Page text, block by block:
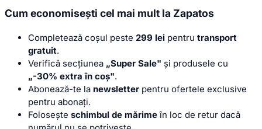
Cum economisești cel mai mult la Zapatos
Completează coșul peste 299 lei pentru transport
gratuit.
Verifică secțiunea „Super Sale" și produsele cu
„-30% extra în coș".
Abonează-te la newsletter pentru ofertele exclusive
pentru abonați.
Folosește schimbul de mărimeîn loc de retur dacă